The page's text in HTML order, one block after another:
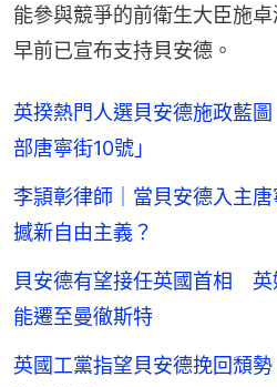
能參與競爭的前衛生大臣施
早前已宣布支持貝安德。
英揆熱門人選貝安德施政藍
部唐寧街10號」
李頴彰律師｜當貝安德入主
撼新自由主義？
貝安德有望接任英國首相 英
能遷至曼徹斯特
英國工黨指望貝安德挽回頹